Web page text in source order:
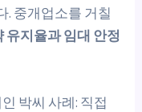
. 중개업소를 거칠
유지율과 임대 안정
박씨 사례: 직접